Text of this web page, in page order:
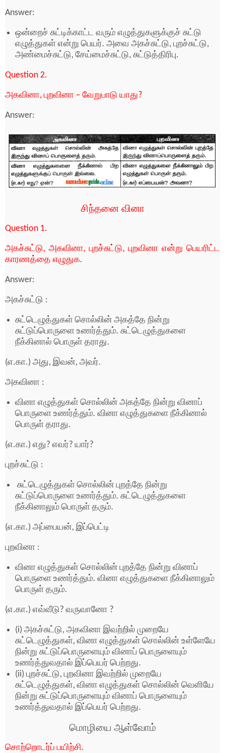
Answer:
ஒன்றைச் சுட்டிக்காட்ட வரும் எழுத்துகளுக்குச் சுட்டு
எழுத்துகள் என்று பெயர். அவை அகச்சுட்டு, புறச்சுட்டு,
அண்மைச்சுட்டு, சேய்மைச்சுட்டு, சுட்டுத்திரிபு.
Question 2.
அகவினா, புறவினா – வேறுபாடு யாது?
Answer:
சிந்தனை வினா
Question 1.
அகச்சுட்டு, அகவினா, புறச்சுட்டு, புறவினா என்று பெயரிட்ட
காரணத்தை எழுதுக.
Answer:
அகச்சுட்டு :
சுட்டெழுத்துகள் சொல்லின் அகத்தே நின்று
சுட்டுப்பொருளை உணர்த்தும். சுட்டெழுத்துகளை
நீக்கினால் பொருள் தராது.
(எ.கா.) அது, இவன், அவர்.
அகவினா :
வினா எழுத்துகள் சொல்லின் அகத்தே நின்று வினாப்
பொருளை உணர்த்தும். வினா எழுத்துகளை நீக்கினால்
பொருள் தராது.
(எ.கா.) எது? எவர்? யார்?
புறச்சுட்டு :
சுட்டெழுத்துகள் சொல்லின் புறத்தே நின்று
சுட்டுப்பொருளை உணர்த்தும். சுட்டெழுத்துகளை
நீக்கினாலும் பொருள் தரும்.
(எ.கா.) அப்பையன், இப்பெட்டி
புறவினா :
வினா எழுத்துகள் சொல்லின் புறத்தே நின்று வினாப்
பொருளை உணர்த்தும். வினா எழுத்துகளை நீக்கினாலும்
பொருள் தரும்.
(எ.கா.) எவ்வீடு? வருவானோ ?
(i) அகச்சுட்டு, அகவினா இவற்றில் முறையே
சுட்டெழுத்துகள், வினா எழுத்துகள் சொல்லின் உள்ளேயே
நின்று சுட்டுப்பொருளையும் வினாப் பொருளையும்
உணர்த்துவதால் இப்பெயர் பெற்றது.
(ii) புறச்சுட்டு, புறவினா இவற்றில் முறையே
சுட்டெழுத்துகள், வினா எழுத்துகள் சொல்லின் வெளியே
நின்று சுட்டுப்பொருளையும் வினாப் பொருளையும்
உணர்த்துவதால் இப்பெயர் பெற்றது.
மொழியை ஆள்வோம்
சொற்றொடர்ப் பயிற்சி.